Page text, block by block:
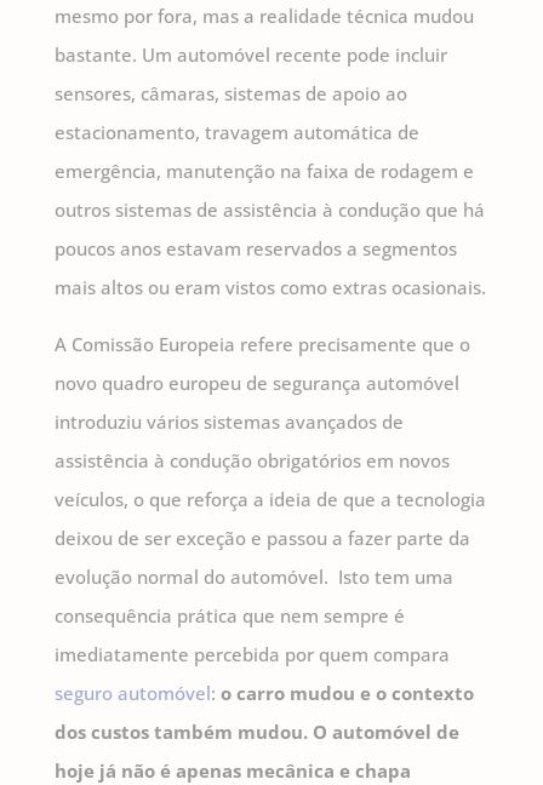
mesmo por fora, mas a realidade técnica mudou
bastante. Um automóvel recente pode incluir
sensores, câmaras, sistemas de apoio ao
estacionamento, travagem automática de
emergência, manutenção na faixa de rodagem e
outros sistemas de assistência à condução que há
poucos anos estavam reservados a segmentos
mais altos ou eram vistos como extras ocasionais.
A Comissão Europeia refere precisamente que o
novo quadro europeu de segurança automóvel
introduziu vários sistemas avançados de
assistência à condução obrigatórios em novos
veículos, o que reforça a ideia de que a tecnologia
deixou de ser exceção e passou a fazer parte da
evolução normal do automóvel. Isto tem uma
consequência prática que nem sempre é
imediatamente percebida por quem compara
seguro automóvel: o carro mudou e o contexto
dos custos também mudou. O automóvel de
hoje já não é apenas mecânica e chapa